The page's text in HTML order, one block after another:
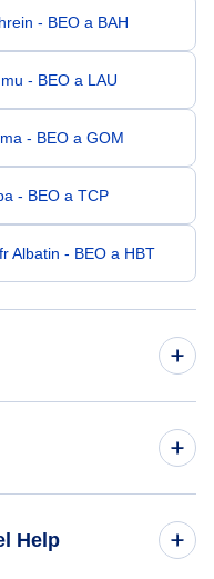
- BEO a BAH
- BEO a LAU
- BEO a GOM
- BEO a TCP
Albatin - BEO a HBT
a BJR
Help